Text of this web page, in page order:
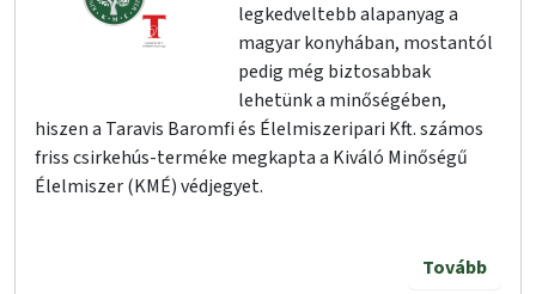
legkedveltebb alapanyag a
magyar konyhában, mostantól
pedig még biztosabbak
lehetünk a minőségében,
hiszen a Taravis Baromfi és Élelmiszeripari Kft. számos
friss csirkehús-terméke megkapta a Kiváló Minőségű
Élelmiszer (KMÉ) védjegyet.
Tovább